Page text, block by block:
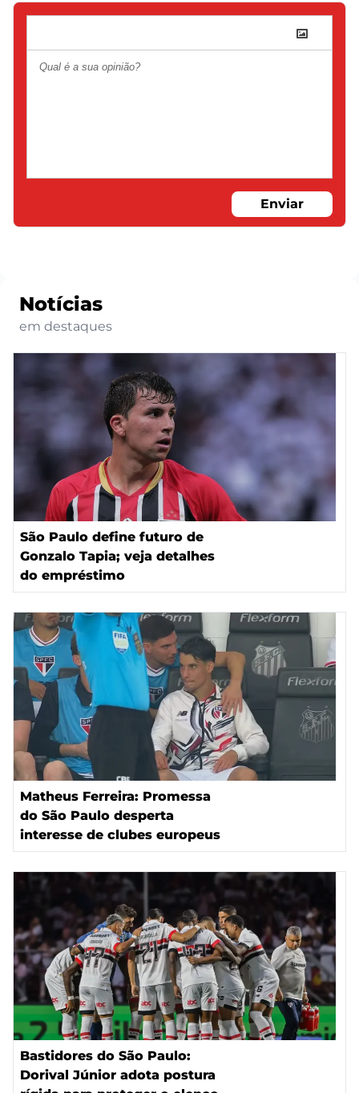
Enviar
Notícias
em destaques
São Paulo define futuro de
Gonzalo Tapia; veja detalhes
do empréstimo
Matheus Ferreira: Promessa
do São Paulo desperta
interesse de clubes europeus
Bastidores do São Paulo:
Dorival Júnior adota postura